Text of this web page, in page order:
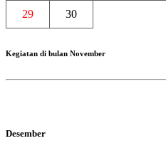
29 30
Kegiatan di bulan November
Desember